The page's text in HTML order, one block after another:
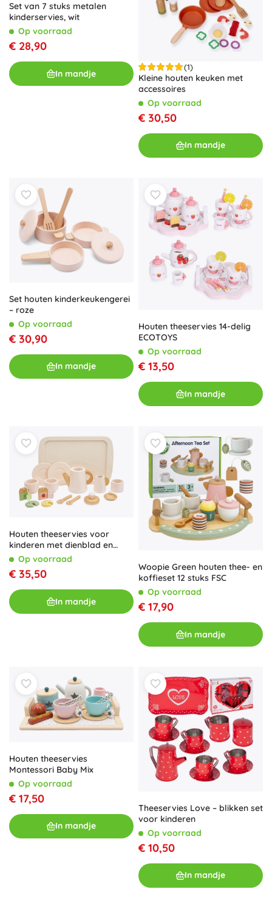
Set van 7 stuks metalen
kinderservies, wit
Op voorraad
€ 28,90
In mandje
(1)
Kleine houten keuken met
accessoires
Op voorraad
€ 30,50
In mandje
Set houten kinderkeukengerei
– roze
Op voorraad
€ 30,90
In mandje
Houten theeservies 14-delig
ECOTOYS
Op voorraad
€ 13,50
In mandje
Houten theeservies voor
kinderen met dienblad en
accessoires
Op voorraad
€ 35,50
In mandje
Woopie Green houten thee- en
koffieset 12 stuks FSC
Op voorraad
€ 17,90
In mandje
Houten theeservies
Montessori Baby Mix
Op voorraad
€ 17,50
In mandje
Theeservies Love – blikken set
voor kinderen
Op voorraad
€ 10,50
In mandje